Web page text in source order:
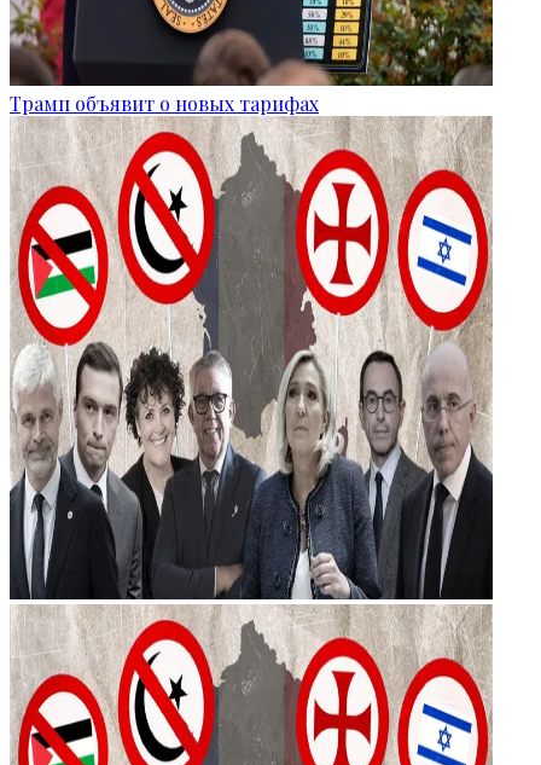
Трамп объявит о новых тарифах